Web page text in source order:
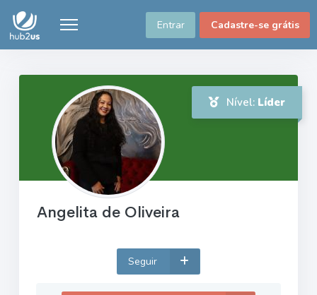
Entrar Cadastre-se grátis
Nível: Líder
Angelita de Oliveira
Seguir